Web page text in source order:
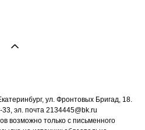
ул. Фронтовых Бригад, 18.
эл. почта 2134445@bk.ru
возможно только с письменного